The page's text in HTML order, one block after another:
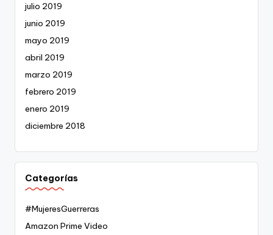
julio 2019
junio 2019
mayo 2019
abril 2019
marzo 2019
febrero 2019
enero 2019
diciembre 2018
Categorías
#MujeresGuerreras
Amazon Prime Video